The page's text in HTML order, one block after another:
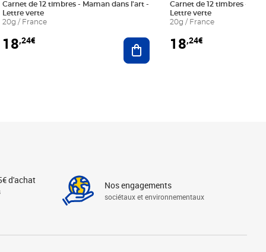
au panier
Carnet de 12 timbres - Maman dans l'art -
Lettre verte
20g / France
18,24€ Ajouter au panier
Carnet de 12 timbres - Le
Lettre verte
20g / France
18,24€
d'achat Nos engagements
sociétaux et environnementaux